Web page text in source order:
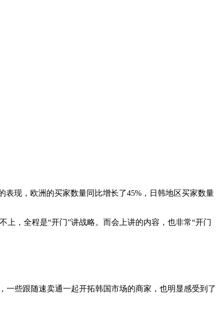
表现，欧洲的买家数量同比增长了45%，日韩地区买家数量
，全程是“开门”讲战略。而会上讲的内容，也非常“开门
一些跟随速卖通一起开拓韩国市场的商家，也明显感受到了